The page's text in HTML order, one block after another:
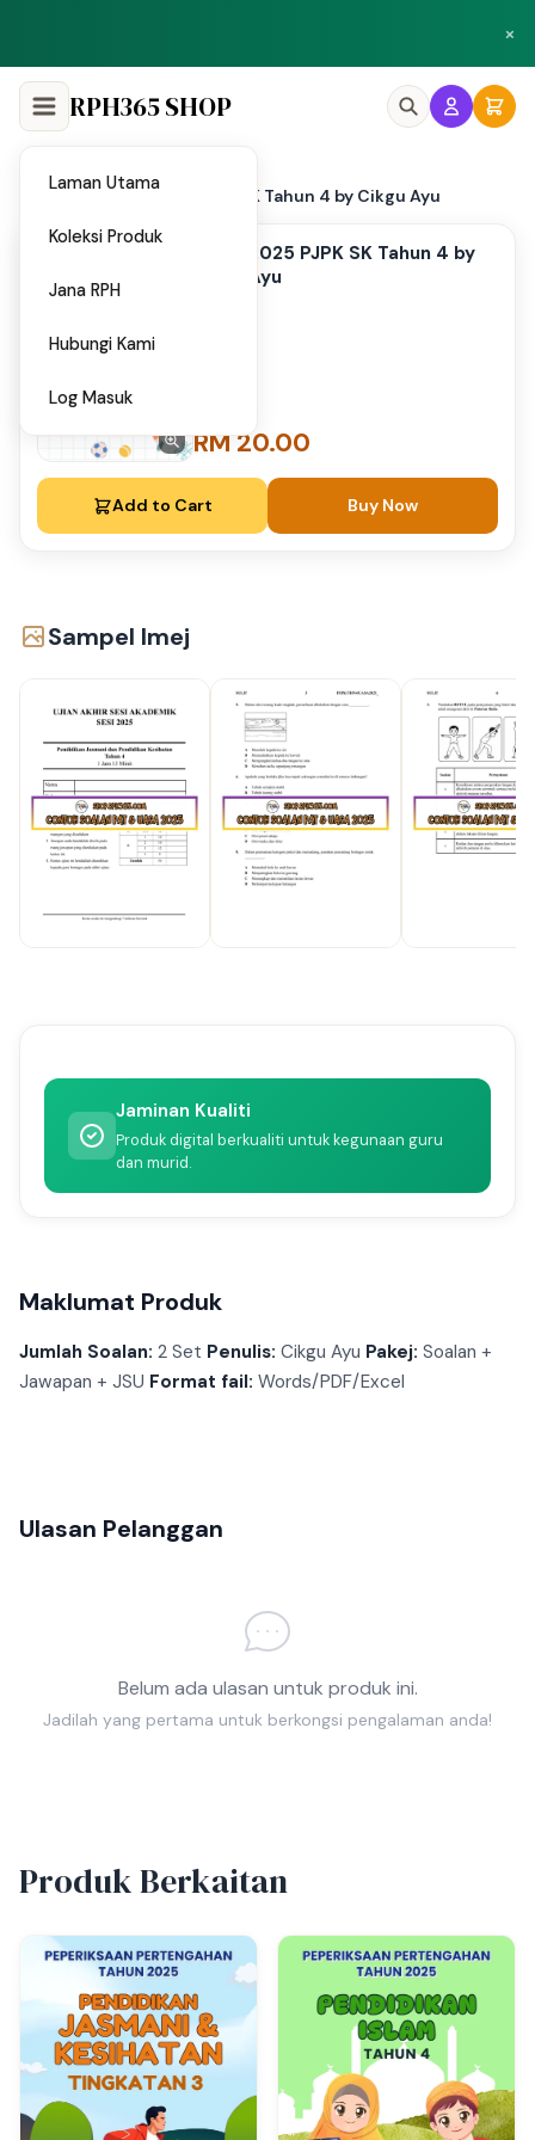
×
Laman Utama
Koleksi Produk
Jana RPH
Hubungi Kami
Log Masuk
RPH365 SHOP
Home UASA 2025 PJPK SK Tahun 4 by Cikgu Ayu
UASA 2025 PJPK SK Tahun 4 by
Cikgu Ayu
RM 20.00
Add to Cart Buy Now
Sampel Imej
Jaminan Kualiti
Produk digital berkualiti untuk kegunaan guru
dan murid.
Maklumat Produk
Jumlah Soalan: 2 Set Penulis: Cikgu Ayu Pakej: Soalan +
Jawapan + JSU Format fail: Words/PDF/Excel
Ulasan Pelanggan
Belum ada ulasan untuk produk ini.
Jadilah yang pertama untuk berkongsi pengalaman anda!
Produk Berkaitan